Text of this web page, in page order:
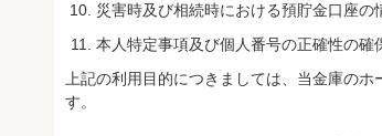
災害時及び相続時における預貯金口座の
本人特定事項及び個人番号の正確性の確
上記の利用目的につきましては、当金庫の
す。